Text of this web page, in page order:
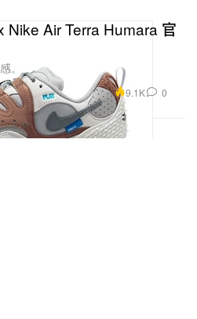
Nike Air Terra Humara 官
。
9.1K 0